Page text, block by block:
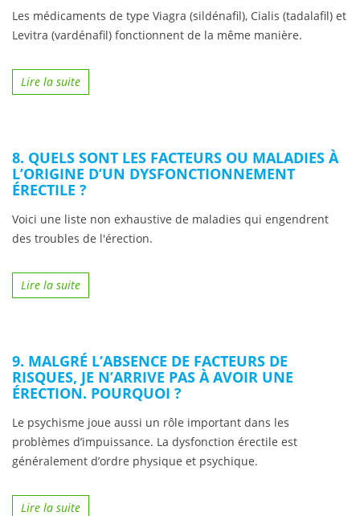
Les médicaments de type Viagra (sildénafil), Cialis (tadalafil) et
Levitra (vardénafil) fonctionnent de la même manière.
Lire la suite
8. QUELS SONT LES FACTEURS OU MALADIES À
L’ORIGINE D’UN DYSFONCTIONNEMENT
ÉRECTILE ?
Voici une liste non exhaustive de maladies qui engendrent
des troubles de l'érection.
Lire la suite
9. MALGRÉ L’ABSENCE DE FACTEURS DE
RISQUES, JE N’ARRIVE PAS À AVOIR UNE
ÉRECTION. POURQUOI ?
Le psychisme joue aussi un rôle important dans les
problèmes d’impuissance. La dysfonction érectile est
généralement d’ordre physique et psychique.
Lire la suite